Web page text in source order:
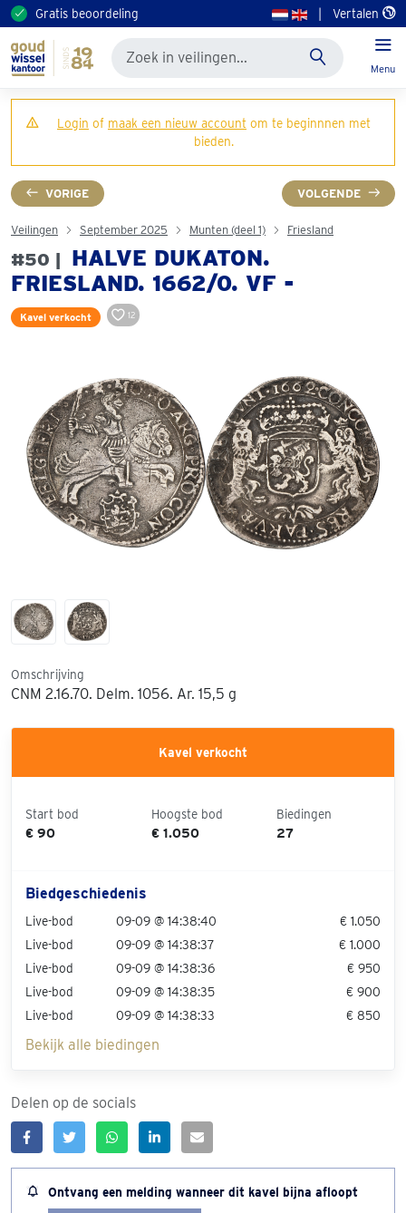
Gratis beoordeling Vertalen
Menu
Login of maak een nieuw account om te beginnnen met
bieden.
VORIGE VOLGENDE
Veilingen September 2025 Munten (deel 1) Friesland
#50 |
HALVE DUKATON.
FRIESLAND. 1662/0. VF -
Kavel verkocht 12
Omschrijving
CNM 2.16.70. Delm. 1056. Ar. 15,5 g
Kavel verkocht
Start bod
€ 90
Hoogste bod
€ 1.050
Biedingen
27
Biedgeschiedenis
Live-bod 09-09 @ 14:38:40
€ 1.050
Live-bod
09-09 @ 14:38:37
€ 1.000
Live-bod
09-09 @ 14:38:36
€ 950
Live-bod
09-09 @ 14:38:35
€ 900
Live-bod
09-09 @ 14:38:33 € 850
Bekijk alle biedingen
Delen op de socials
Ontvang een melding wanneer dit kavel bijna afloopt